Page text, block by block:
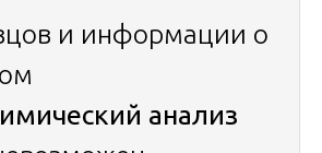
и информации о
анализ